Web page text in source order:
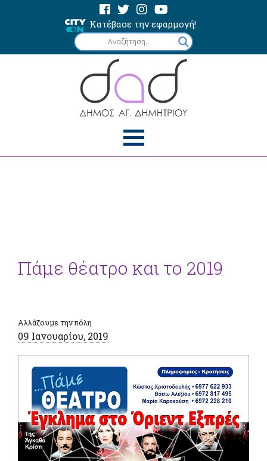
Κατέβασε την εφαρμογή!
Πάμε θέατρο και το 2019
Αλλάζουμε την πόλη
09 Ιανουαρίου, 2019